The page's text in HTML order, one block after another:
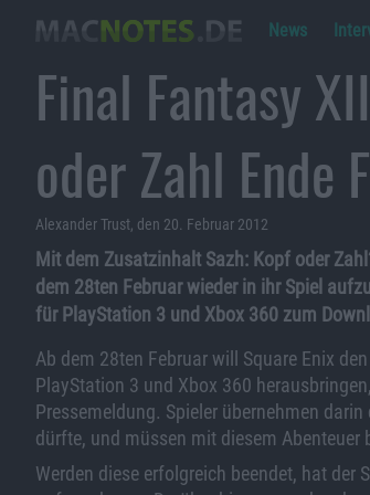
News
Final Fantasy
oder Zahl Ende
Alexander Trust, den 20. Februar 2012
Mit dem Zusatzinhalt Sazh: Kopf oder
dem 28ten Februar wieder in ihr Spiel
für PlayStation 3 und Xbox 360 zum
Ab dem 28ten Februar will Square Enix
PlayStation 3 und Xbox 360
Pressemeldung. Spieler übernehmen
dürfte, und müssen mit diesem
Werden diese erfolgreich beendet, hat der